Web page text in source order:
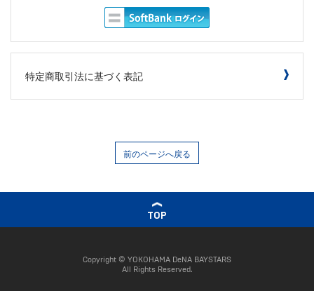
特定商取引法に基づく表記
前のページへ戻る
TOP
Copyright © YOKOHAMA DeNA BAYSTARS
All Rights Reserved.